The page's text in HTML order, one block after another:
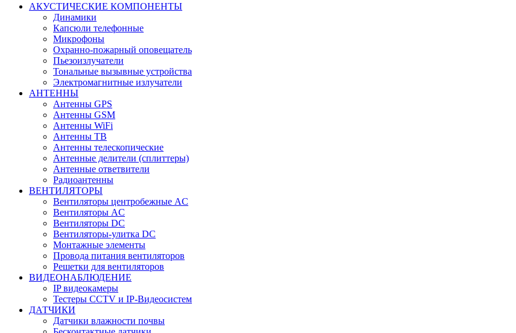
АКУСТИЧЕСКИЕ КОМПОНЕНТЫ
Динамики
Капсюли телефонные
Микрофоны
Охранно-пожарный оповещатель
Пьезоизлучатели
Тональные вызывные устройства
Электромагнитные излучатели
АНТЕННЫ
Антенны GPS
Антенны GSM
Антенны WiFi
Антенны ТВ
Антенны телескопические
Антенные делители (сплиттеры)
Антенные ответвители
Радиоантенны
ВЕНТИЛЯТОРЫ
Вентиляторы центробежные AC
Вентиляторы AC
Вентиляторы DC
Вентиляторы-улитка DC
Монтажные элементы
Провода питания вентиляторов
Решетки для вентиляторов
ВИДЕОНАБЛЮДЕНИЕ
IP видеокамеры
Тестеры CCTV и IP-Видеосистем
ДАТЧИКИ
Датчики влажности почвы